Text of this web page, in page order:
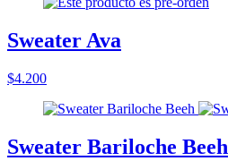
Sweater Ava
$4.200
Sweater Bariloche Beeh